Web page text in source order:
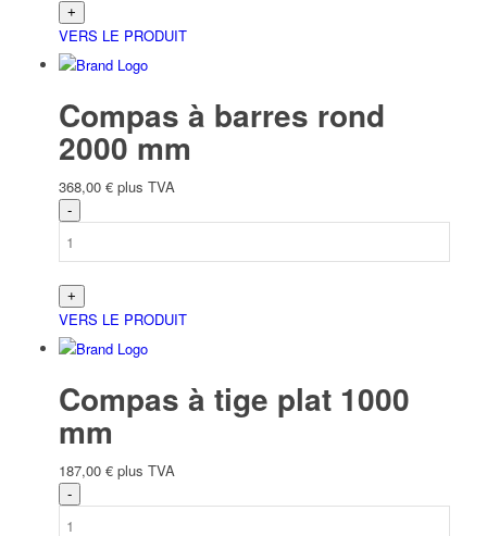
VERS LE PRODUIT
Compas à barres rond
2000 mm
368,00 € plus TVA
VERS LE PRODUIT
Compas à tige plat 1000
mm
187,00 € plus TVA